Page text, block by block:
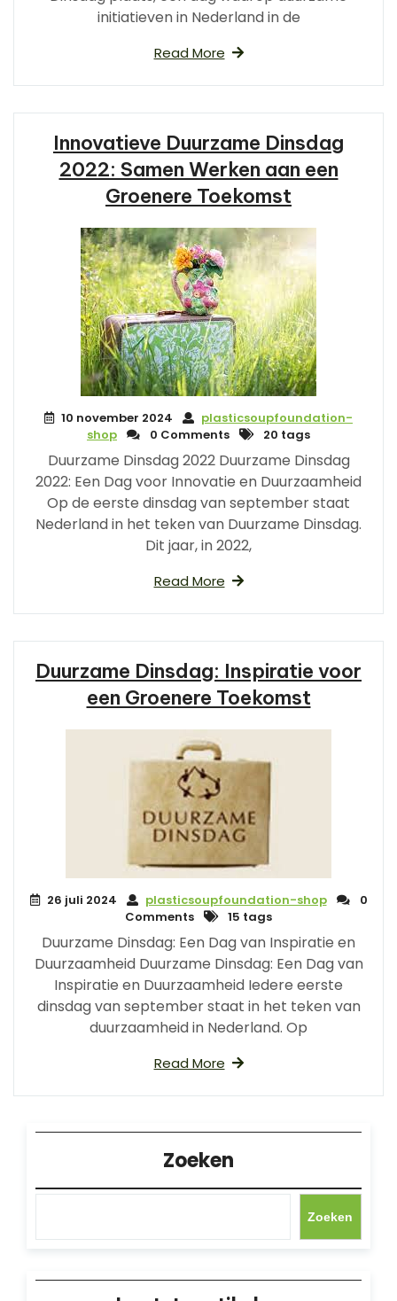
initiatieven in Nederland in de
Read More
Innovatieve Duurzame Dinsdag
2022: Samen Werken aan een
Groenere Toekomst
10 november 2024
plasticsoupfoundation-
shop
0 Comments 20 tags
Duurzame Dinsdag 2022 Duurzame Dinsdag
2022: Een Dag voor Innovatie en Duurzaamheid
Op de eerste dinsdag van september staat
Nederland in het teken van Duurzame Dinsdag.
Dit jaar, in 2022,
Read More
Duurzame Dinsdag: Inspiratie voor
een Groenere Toekomst
26 juli 2024 plasticsoupfoundation-shop
0
Comments
15 tags
Duurzame Dinsdag: Een Dag van Inspiratie en
Duurzaamheid Duurzame Dinsdag: Een Dag van
Inspiratie en Duurzaamheid Iedere eerste
dinsdag van september staat in het teken van
duurzaamheid in Nederland. Op
Read More
Zoeken
Zoeken